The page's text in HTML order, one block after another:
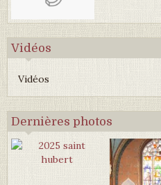
Vidéos
Vidéos
Dernières photos